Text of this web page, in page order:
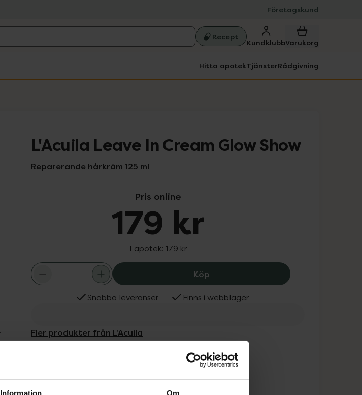
Företagskund
Recept
KundklubbVarukorg
Hitta apotekTjänsterRådgivning
L'Acuila Leave In Cream Glow Show
Reparerande hårkräm 125 ml
Pris online
179 kr
I apotek: 179 kr
Köp L'Acuila Leave In Cream Glow Show,
Snabba leveranser Finns i webblager
Fler produkter från L'Acuila